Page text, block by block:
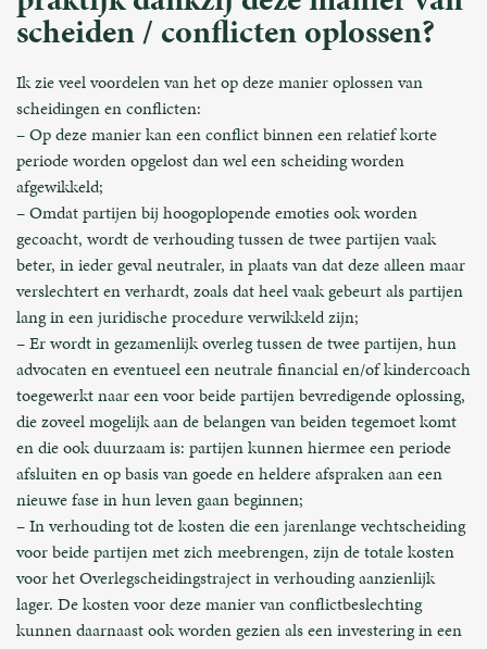
scheiden / conflicten oplossen?
Ik zie veel voordelen van het op deze manier oplossen van
scheidingen en conflicten:
– Op deze manier kan een conflict binnen een relatief korte
periode worden opgelost dan wel een scheiding worden
afgewikkeld;
– Omdat partijen bij hoogoplopende emoties ook worden
gecoacht, wordt de verhouding tussen de twee partijen vaak
beter, in ieder geval neutraler, in plaats van dat deze alleen maar
verslechtert en verhardt, zoals dat heel vaak gebeurt als partijen
lang in een juridische procedure verwikkeld zijn;
– Er wordt in gezamenlijk overleg tussen de twee partijen, hun
advocaten en eventueel een neutrale financial en/of kindercoach
toegewerkt naar een voor beide partijen bevredigende oplossing,
die zoveel mogelijk aan de belangen van beiden tegemoet komt
en die ook duurzaam is: partijen kunnen hiermee een periode
afsluiten en op basis van goede en heldere afspraken aan een
nieuwe fase in hun leven gaan beginnen;
– In verhouding tot de kosten die een jarenlange vechtscheiding
voor beide partijen met zich meebrengen, zijn de totale kosten
voor het Overlegscheidingstraject in verhouding aanzienlijk
lager. De kosten voor deze manier van conflictbeslechting
kunnen daarnaast ook worden gezien als een investering in een